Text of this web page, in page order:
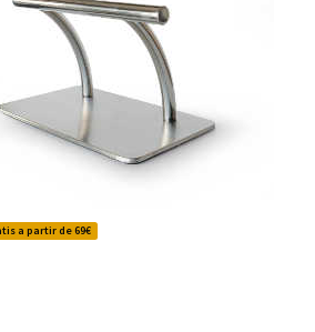
a partir de 69€